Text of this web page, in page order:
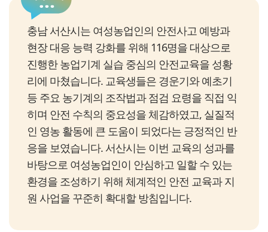
충남 서산시는 여성농업인의 안전사고 예방과
현장 대응 능력 강화를 위해 116명을 대상으로
진행한 농업기계 실습 중심의 안전교육을 성황
리에 마쳤습니다. 교육생들은 경운기와 예초기
등 주요 농기계의 조작법과 점검 요령을 직접 익
히며 안전 수칙의 중요성을 체감하였고, 실질적
인 영농 활동에 큰 도움이 되었다는 긍정적인 반
응을 보였습니다. 서산시는 이번 교육의 성과를
바탕으로 여성농업인이 안심하고 일할 수 있는
환경을 조성하기 위해 체계적인 안전 교육과 지
원 사업을 꾸준히 확대할 방침입니다.